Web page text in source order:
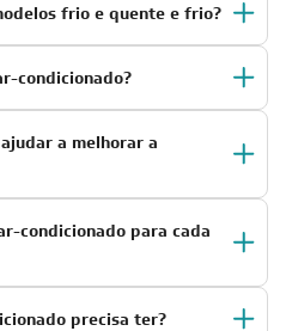
frio e quente e frio?
condicionado?
a melhorar a
condicionado para cada
precisa ter?